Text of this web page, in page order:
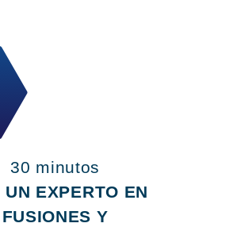
30 minutos
UN EXPERTO EN
FUSIONES Y